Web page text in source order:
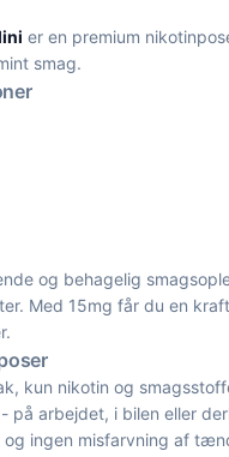
er en premium
smag.
og behagelig
Med 15mg får du en
kun nikotin og
på arbejdet, i bilen eller
og ingen misfarvning af